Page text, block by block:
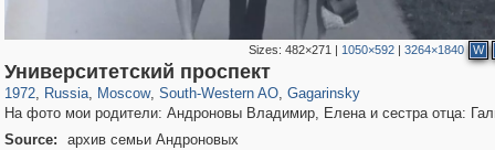
Sizes:482×271 | 1050×592 |3264×1840 W
Университетский проспект
1972, Russia
1,406,275 29,243
, Moscow
319,780 8,286
, South-Western AO
12,410 76
, Gagarinsky
3,868
На фото мои родители: Андроновы Владимир, Елена и сестра отца:
Source:
архив семьи Андроновых